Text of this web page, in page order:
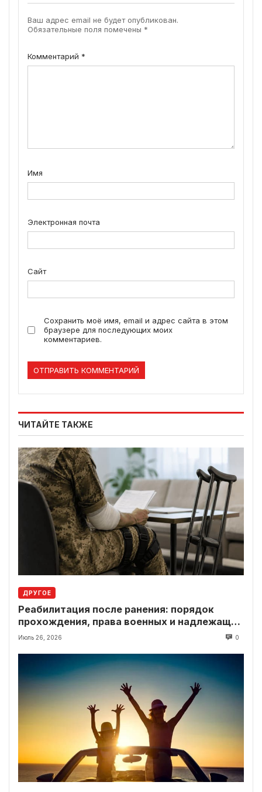
Ваш адрес email не будет опубликован.
Обязательные поля помечены *
Комментарий *
Имя
Электронная почта
Сайт
Сохранить моё имя, email и адрес сайта в этом
браузере для последующих моих
комментариев.
ЧИТАЙТЕ ТАКЖЕ
ДРУГОЕ
Реабилитация после ранения: порядок
прохождения, права военных и надлежащие
выплаты
Июль 26, 2026 0